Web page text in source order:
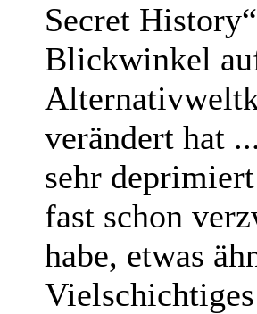
Secret
Blickwinkel
verändert hat
sehr
fast schon
habe, etwas